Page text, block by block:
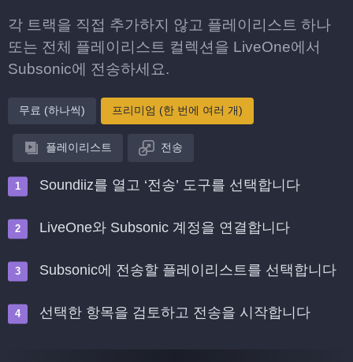
각 트랙을 직접 추가하지 않고 플레이리스트 하나
또는 전체 플레이리스트 컬렉션을 LiveOne에서
Subsonic에 전송하세요.
무료 (하나씩) 프리미엄 (한 번에 여러 개)
플레이리스트 전송
Soundiiz를 열고 ‘전송’ 도구를 선택합니다
LiveOne와 Subsonic 계정을 연결합니다
Subsonic에 전송할 플레이리스트를 선택합니다
선택한 항목을 검토하고 전송을 시작합니다